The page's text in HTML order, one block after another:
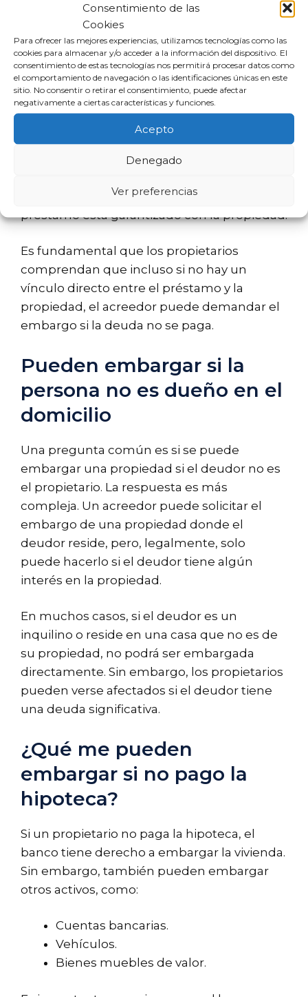
Consentimiento de las
Cookies
Para ofrecer las mejores experiencias, utilizamos tecnologías como las
cookies para almacenar y/o acceder a la información del dispositivo. El
consentimiento de estas tecnologías nos permitirá procesar datos como
el comportamiento de navegación o las identificaciones únicas en este
sitio. No consentir o retirar el consentimiento, puede afectar
negativamente a ciertas características y funciones.
Acepto
Denegado
Ver preferencias
Me pueden embargar mi
casa por un préstamo
personal
Los préstamos personales son otro tipo de
préstamo personal, el prestamista puede
tribunales. Esto es especialmente cierto si el
préstamo está garantizado con la propiedad.
Es fundamental que los propietarios
comprendan que incluso si no hay un
vínculo directo entre el préstamo y la
propiedad, el acreedor puede demandar el
embargo si la deuda no se paga.
Pueden embargar si la
persona no es dueño en el
domicilio
Una pregunta común es si se puede
embargar una propiedad si el deudor no es
el propietario. La respuesta es más
compleja. Un acreedor puede solicitar el
embargo de una propiedad donde el
deudor reside, pero, legalmente, solo
puede hacerlo si el deudor tiene algún
interés en la propiedad.
En muchos casos, si el deudor es un
inquilino o reside en una casa que no es de
su propiedad, no podrá ser embargada
directamente. Sin embargo, los propietarios
pueden verse afectados si el deudor tiene
una deuda significativa.
¿Qué me pueden
embargar si no pago la
hipoteca?
Si un propietario no paga la hipoteca, el
banco tiene derecho a embargar la vivienda.
Sin embargo, también pueden embargar
otros activos, como:
Cuentas bancarias.
Vehículos.
Bienes muebles de valor.